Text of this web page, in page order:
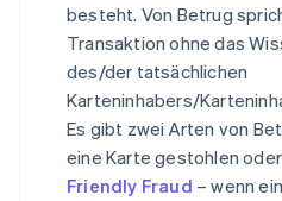
besteht. Von Betrug
Transaktion ohne das
des/der tatsächlichen
Karteninhabers/
Es gibt zwei Arten von
eine Karte gestohlen
Friendly Fraud – wenn